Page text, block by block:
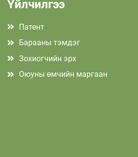
Үйлчилгээ
Патент
Барааны тэмдэг
Зохиогчийн эрх
Оюуны өмчийн маргаан